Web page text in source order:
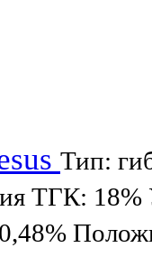
Тип:
ТГК: